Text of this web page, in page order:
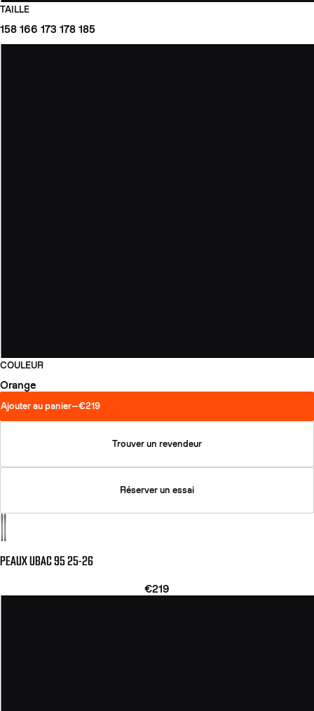
TAILLE
158 166 173 178 185
COULEUR
Orange
Ajouter au panier—€219
Trouver un revendeur
Réserver un essai
PEAUX UBAC 95 25-26
€219